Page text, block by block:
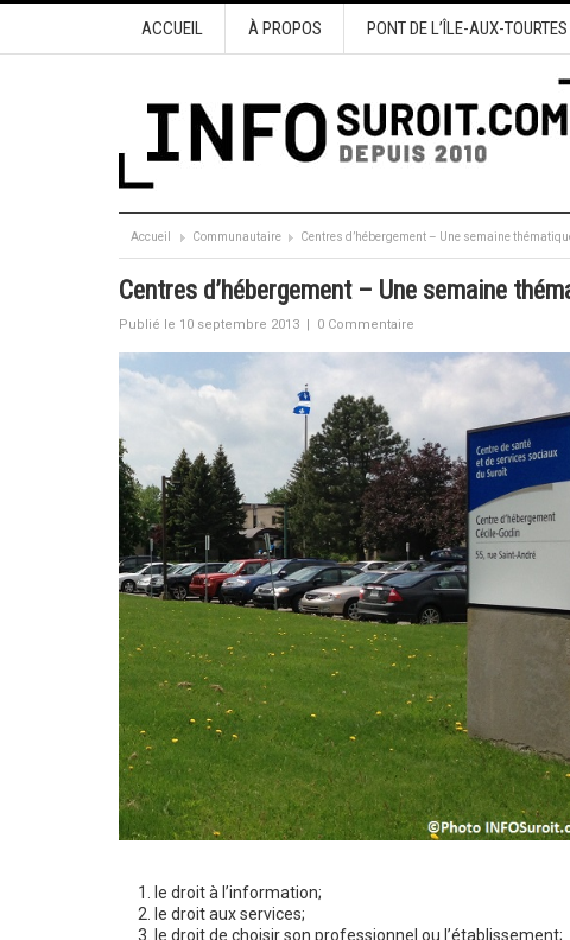
ACCUEIL À PROPOS PONT DE L’ÎLE-AUX-TOURTES
Accueil Communautaire Centres d’hébergement – Une semaine
Centres d’hébergement – Une semaine
Publié le 10 septembre 2013 | 0 Commentaire
le droit à l’information;
le droit aux services;
le droit de choisir son professionnel ou l’établissement;